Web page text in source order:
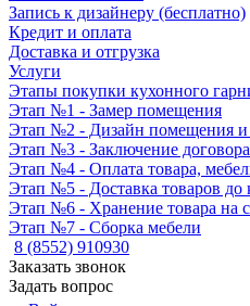
Запись к дизайнеру (бесплатно)
Кредит и оплата
Доставка и отгрузка
Услуги
Этапы покупки кухонного
Этап №1 - Замер помещения
Этап №2 - Дизайн помещения и
Этап №3 - Заключение договора
Этап №4 - Оплата товара,
Этап №5 - Доставка товаров до
Этап №6 - Хранение товара на
Этап №7 - Сборка мебели
8 (8552) 910930
Заказать звонок
Задать вопрос